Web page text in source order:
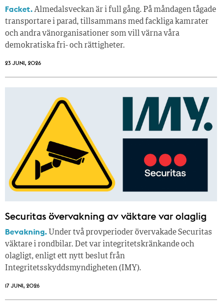
Facket.Almedalsveckan är i full gång. På måndagen tågade
transportare i parad, tillsammans med fackliga kamrater
och andra vänorganisationer som vill värna våra
demokratiska fri- och rättigheter.
23 JUNI, 2026
Securitas övervakning av väktare var olaglig
Bevakning. Under två provperioder övervakade Securitas
väktare i rondbilar. Det var integritetskränkande och
olagligt, enligt ett nytt beslut från
Integritetsskyddsmyndigheten (IMY).
17 JUNI, 2026